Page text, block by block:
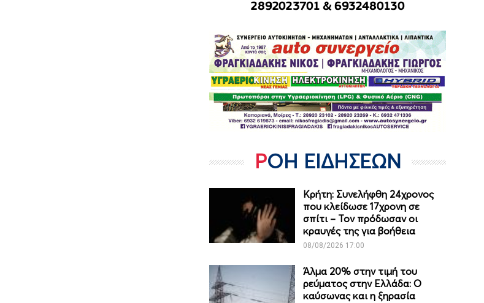
ΡΟΗ ΕΙΔΗΣΕΩΝ
Κρήτη: Συνελήφθη 24χρονος
που κλείδωσε 17χρονη σε
σπίτι – Τον πρόδωσαν οι
κραυγές της για βοήθεια
08/08/2026 17:00
Άλμα 20% στην τιμή του
ρεύματος στην Ελλάδα: Ο
καύσωνας και η ξηρασία